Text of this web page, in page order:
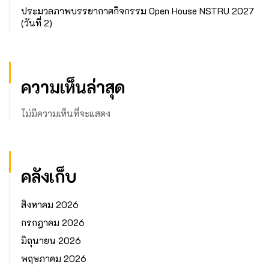
ประมวลภาพบรรยากาศกิจกรรม Open House NSTRU 2027
(วันที่ 2)
ความเห็นล่าสุด
ไม่มีความเห็นที่จะแสดง
คลังเก็บ
สิงหาคม 2026
กรกฎาคม 2026
มิถุนายน 2026
พฤษภาคม 2026